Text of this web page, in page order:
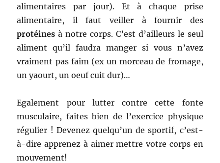
alimentaires par jour). Et à chaque prise
alimentaire, il faut veiller à fournir des
protéines à notre corps. C’est d’ailleurs le seul
aliment qu’il faudra manger si vous n’avez
vraiment pas faim (ex un morceau de fromage,
un yaourt, un oeuf cuit dur)…
Egalement pour lutter contre cette fonte
musculaire, faites bien de l’exercice physique
régulier ! Devenez quelqu’un de sportif, c’est-
à-dire apprenez à aimer mettre votre corps en
mouvement!